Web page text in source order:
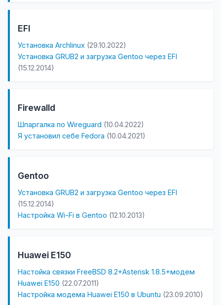
EFI
Установка Archlinux (29.10.2022)
Установка GRUB2 и загрузка Gentoo через EFI
(15.12.2014)
Firewalld
Шпаргалка по Wireguard (10.04.2022)
Я установил себе Fedora (10.04.2021)
Gentoo
Установка GRUB2 и загрузка Gentoo через EFI
(15.12.2014)
Настройка Wi-Fi в Gentoo (12.10.2013)
Huawei E150
Настойка связки FreeBSD 8.2+Asterisk 1.8.5+модем
Huawei E150 (22.07.2011)
Настройка модема Huawei E150 в Ubuntu (23.09.2010)